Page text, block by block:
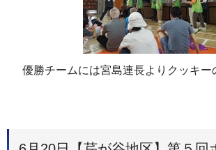
優勝チームには宮島連長よりクッキー